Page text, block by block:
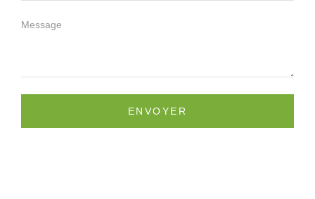
ENVOYER